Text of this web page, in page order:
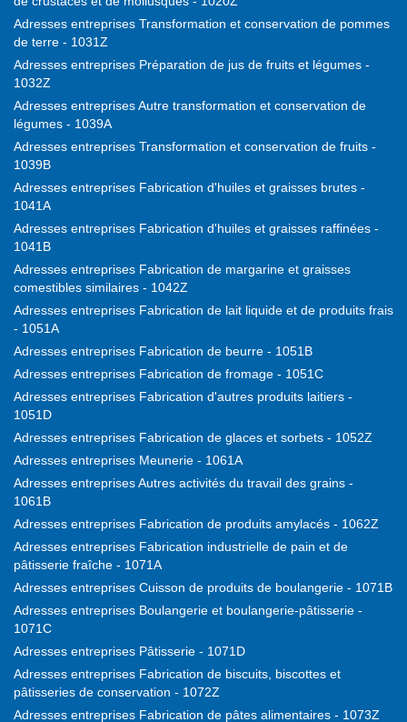
Adresses entreprises Transformation et conservation de pommes
de terre - 1031Z
Adresses entreprises Préparation de jus de fruits et légumes -
1032Z
Adresses entreprises Autre transformation et conservation de
légumes - 1039A
Adresses entreprises Transformation et conservation de fruits -
1039B
Adresses entreprises Fabrication d'huiles et graisses brutes -
1041A
Adresses entreprises Fabrication d'huiles et graisses raffinées -
1041B
Adresses entreprises Fabrication de margarine et graisses
comestibles similaires - 1042Z
Adresses entreprises Fabrication de lait liquide et de produits frais
- 1051A
Adresses entreprises Fabrication de beurre - 1051B
Adresses entreprises Fabrication de fromage - 1051C
Adresses entreprises Fabrication d'autres produits laitiers -
1051D
Adresses entreprises Fabrication de glaces et sorbets - 1052Z
Adresses entreprises Meunerie - 1061A
Adresses entreprises Autres activités du travail des grains -
1061B
Adresses entreprises Fabrication de produits amylacés - 1062Z
Adresses entreprises Fabrication industrielle de pain et de
pâtisserie fraîche - 1071A
Adresses entreprises Cuisson de produits de boulangerie - 1071B
Adresses entreprises Boulangerie et boulangerie-pâtisserie -
1071C
Adresses entreprises Pâtisserie - 1071D
Adresses entreprises Fabrication de biscuits, biscottes et
pâtisseries de conservation - 1072Z
Adresses entreprises Fabrication de pâtes alimentaires - 1073Z